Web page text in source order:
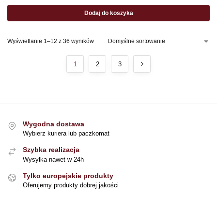
Dodaj do koszyka
Wyświetlanie 1–12 z 36 wyników
1 2 3
Wygodna dostawa
Wybierz kuriera lub paczkomat
Szybka realizacja
Wysyłka nawet w 24h
Tylko europejskie produkty
Oferujemy produkty dobrej jakości